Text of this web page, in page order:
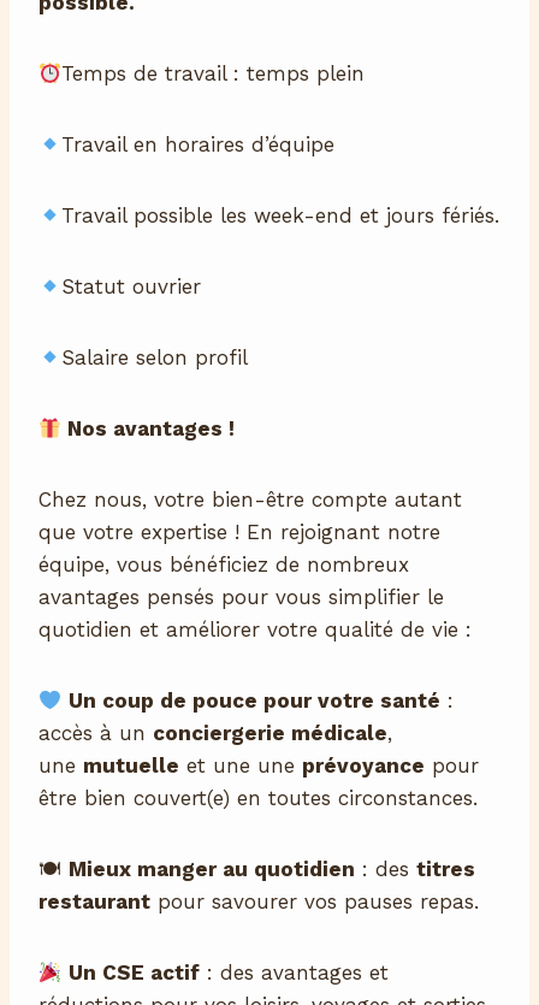
Temps de travail : temps plein
Travail en horaires d’équipe
Travail possible les week-end et jours fériés.
Statut ouvrier
Salaire selon profil
Nos ​​avantages !
Chez nous, votre bien-être compte autant
que votre expertise ! En rejoignant notre
équipe, vous bénéficiez de nombreux
avantages pensés pour vous simplifier le
quotidien et améliorer votre qualité de vie :
Un coup de pouce pour votre santé :
accès à un conciergerie médicale,
une mutuelle et une une prévoyance pour
être bien couvert(e) en toutes circonstances.
🍽 Mieux manger au quotidien : des titres
restaurant pour savourer vos pauses repas.
Un CSE actif : des avantages et